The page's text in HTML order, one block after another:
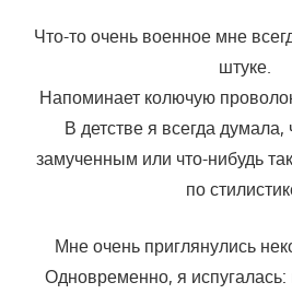
Что-то очень военное мне
штуке.
Напоминает колючую
В детстве я всегда думала,
замученным или что-нибудь
по
Мне очень приглянулись
Одновременно, я испугалась: